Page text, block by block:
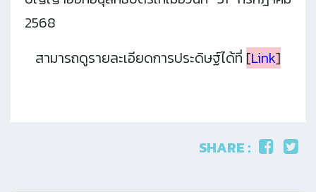
2568
สามารถดูรายละเอียดการประดิษฐ์ได้ที่ [Link]
SHARE :